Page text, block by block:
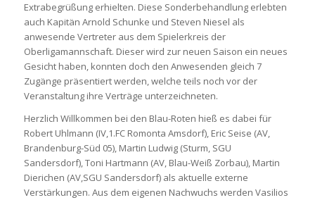
Extrabegrüßung erhielten. Diese Sonderbehandlung erlebten
auch Kapitän Arnold Schunke und Steven Niesel als
anwesende Vertreter aus dem Spielerkreis der
Oberligamannschaft. Dieser wird zur neuen Saison ein neues
Gesicht haben, konnten doch den Anwesenden gleich 7
Zugänge präsentiert werden, welche teils noch vor der
Veranstaltung ihre Verträge unterzeichneten.
Herzlich Willkommen bei den Blau-Roten hieß es dabei für
Robert Uhlmann (IV,1.FC Romonta Amsdorf), Eric Seise (AV,
Brandenburg-Süd 05), Martin Ludwig (Sturm, SGU
Sandersdorf), Toni Hartmann (AV, Blau-Weiß Zorbau), Martin
Dierichen (AV,SGU Sandersdorf) als aktuelle externe
Verstärkungen. Aus dem eigenen Nachwuchs werden Vasilios